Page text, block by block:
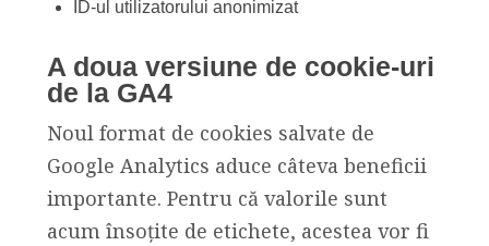
ID-ul utilizatorului anonimizat
A doua versiune de cookie-uri
de la GA4
Noul format de cookies salvate de
Google Analytics aduce câteva beneficii
importante. Pentru că valorile sunt
acum însoțite de etichete, acestea vor fi